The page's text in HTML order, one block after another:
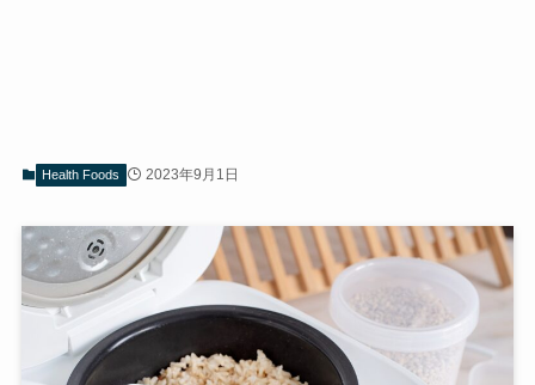
Health Foods 2023年9月1日